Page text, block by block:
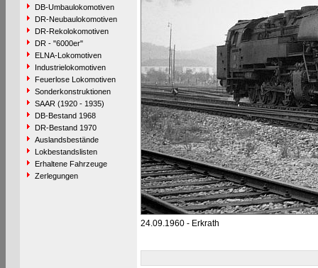
DB-Umbaulokomotiven
DR-Neubaulokomotiven
DR-Rekolokomotiven
DR - "6000er"
ELNA-Lokomotiven
Industrielokomotiven
Feuerlose Lokomotiven
Sonderkonstruktionen
SAAR (1920 - 1935)
DB-Bestand 1968
DR-Bestand 1970
Auslandsbestände
Lokbestandslisten
Erhaltene Fahrzeuge
Zerlegungen
24.09.1960 - Erkrath